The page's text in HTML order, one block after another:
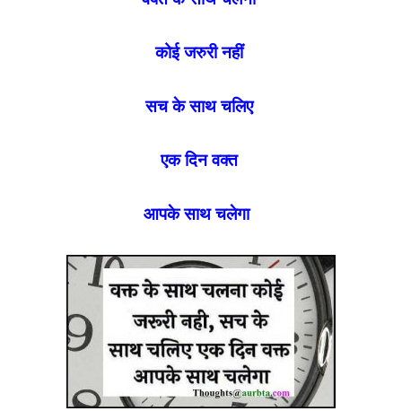
कोई जरुरी नहीं
सच के साथ चलिए
एक दिन वक्त
आपके साथ चलेगा